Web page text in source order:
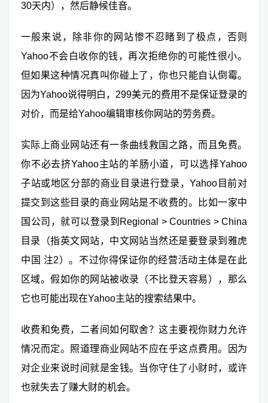
30天内），然后静候佳音。
一般来说，除非你的网站惨不忍睹到了极点，否则
Yahoo不会白收你的钱，再次拒绝你的可能性很小。
但如果这种情况真叫你碰上了，你也只能自认倒霉。
因为Yahoo说得明白，299美元的费用不是保证登录的
对价，而是给Yahoo编辑审核你网站的劳务费。
实际上商业网站还有一条曲线救国之路，而且免费。
你不必去挤Yahoo主站的羊肠小道，可以选择Yahoo
子站或地区分部的商业目录进行登录，Yahoo目前对
提交到这些目录的商业网站是不收费的。比如一家中
国公司，就可以登录到Regional > Countries > China
目录（指英文网站，中文网站当然还是要登录到雅虎
中国 注2）。不过你得保证你的经营活动主体是在此
区域。假如你的网站被收录（不比登天容易），那么
它也可能出现在Yahoo主站的搜索结果中。
收费和免费，二者间如何取舍？这主要视你财力允许
情况而定。照道理商业网站不应在乎这点费用。因为
对企业来说时间就是金钱。当你守住了小财时，或许
也就失去了赚大财的机会。